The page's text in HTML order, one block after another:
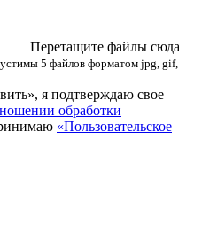
Перетащите файлы сюда
5 файлов форматом jpg, gif,
я подтверждаю свое
обработки
«Пользовательское